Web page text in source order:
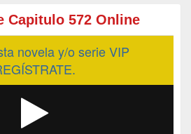
Capitulo 572 Online
novela y/o serie VIP